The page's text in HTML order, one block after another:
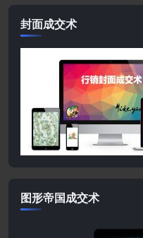
封面成交术
图形帝国成交术